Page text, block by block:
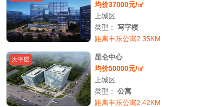
均价37000元/㎡
上城区
类型：写字楼
距离丰乐公寓2.35KM
大平层
昆仑中心
均价50000元/㎡
上城区
类型：公寓
距离丰乐公寓2.42KM